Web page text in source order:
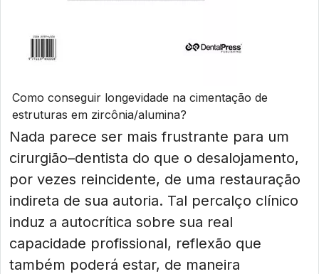
Como conseguir longevidade na cimentação de
estruturas em zircônia/alumina?
Nada parece ser mais frustrante para um
cirurgião–dentista do que o desalojamento,
por vezes reincidente, de uma restauração
indireta de sua autoria. Tal percalço clínico
induz a autocrítica sobre sua real
capacidade profissional, reflexão que
também poderá estar, de maneira